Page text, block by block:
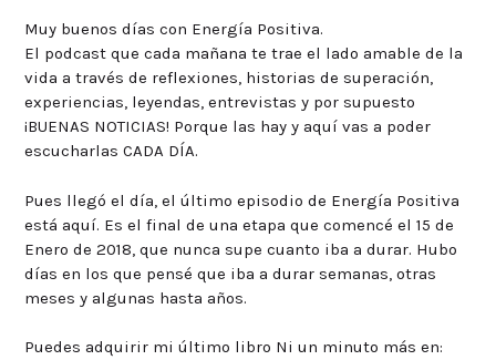
Muy buenos días con Energía Positiva.
El podcast que cada mañana te trae el lado amable de la
vida a través de reflexiones, historias de superación,
experiencias, leyendas, entrevistas y por supuesto
¡BUENAS NOTICIAS! Porque las hay y aquí vas a poder
escucharlas CADA DÍA.
Pues llegó el día, el último episodio de Energía Positiva
está aquí. Es el final de una etapa que comencé el 15 de
Enero de 2018, que nunca supe cuanto iba a durar. Hubo
días en los que pensé que iba a durar semanas, otras
meses y algunas hasta años.
Puedes adquirir mi último libro Ni un minuto más en: